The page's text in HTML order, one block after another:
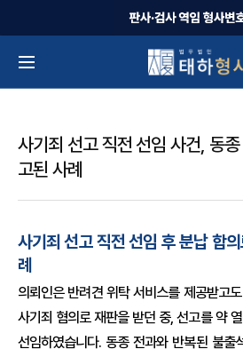
사기죄 선고 직전 선임 사건, 동
고된 사례
사기죄 선고 직전 선임 후 분납 합
례
의뢰인은 반려견 위탁 서비스를 제공받고
사기죄 혐의로 재판을 받던 중, 선고를 약
선임하였습니다. 동종 전과와 반복된 불출